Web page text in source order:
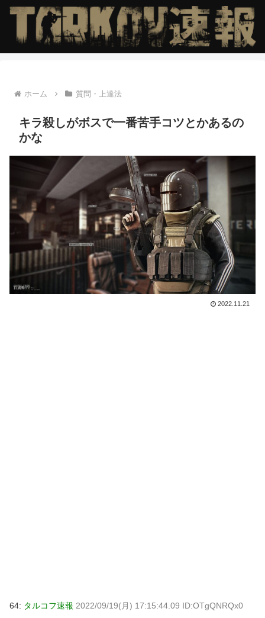
ホーム 質問・上達法
キラ殺しがボスで一番苦手コツとかあるの
かな
2022.11.21
64: タルコフ速報 2022/09/19(月) 17:15:44.09 ID:OTgQNRQx0